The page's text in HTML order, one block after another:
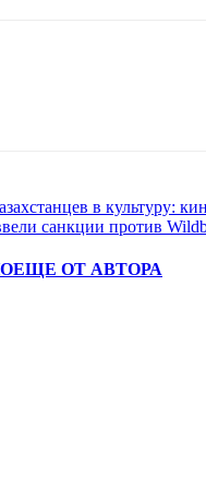
в культуру:
санкции против
ЕЩЕ ОТ АВТОРА